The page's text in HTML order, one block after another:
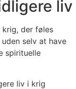
liv
krig, der føles
selv at have
spirituelle
liv i krig